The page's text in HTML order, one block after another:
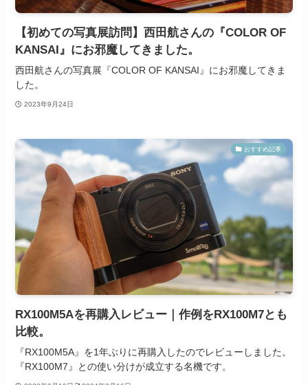
【初めての写真展訪問】西田航さんの『COLOR OF
KANSAI』にお邪魔してきました。
西田航さんの写真展『COLOR OF KANSAI』にお邪魔してきま
した。
2023年9月24日
おすすめ記事
RX100M5Aを再購入レビュー｜作例をRX100M7とも
比較。
『RX100M5A』を1年ぶりに再購入したのでレビューしました。
『RX100M7』との使い分けが成立する名機です。